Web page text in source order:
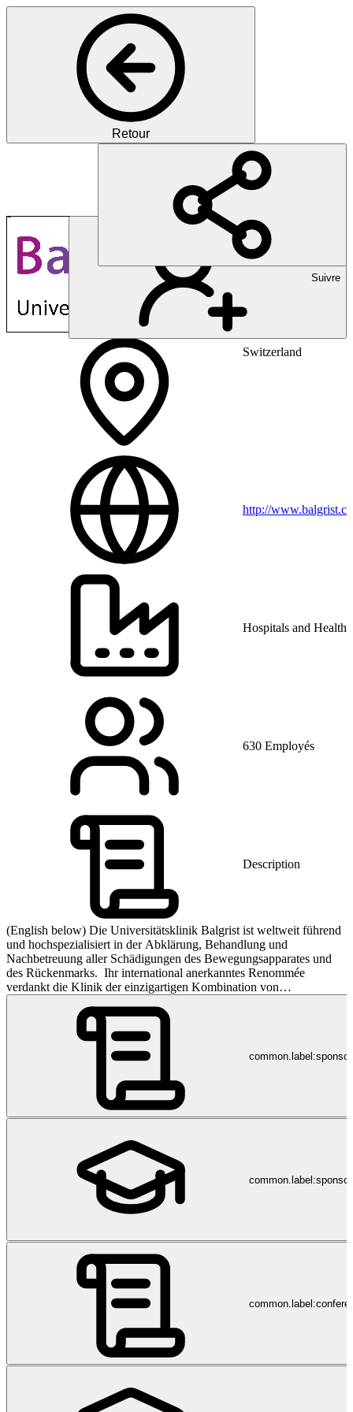
Retour
University Hospital
Suivre
Balgrist University Hospital
Switzerland
http://www.balgrist.ch
Hospitals and Health
630 Employés
Description
(English below) Die Universitätsklinik Balgrist ist weltweit führend
und hochspezialisiert in der Abklärung, Behandlung und
Nachbetreuung aller Schädigungen des Bewegungsapparates und
des Rückenmarks. Ihr international anerkanntes Renommée
verdankt die Klinik der einzigartigen Kombination von
spitzenmedizinischen Leistungen: Ein fein abgestimmtes,
interdisziplinäres Netzwerk vereint die medizinischen Fachbereiche
Orthopädie, Paraplegiologie, Rheumatologie, Chiropraktik,
Radiologie, Anästhesiologie sowie Rehabilitation und Physikalische
Medizin unter einem Dach. Pflegerische Fachkompetenz und ein
psychologische Betreuung, Rechtsberatung, berufliche
Eingliederungsmassnahmen, Wohnüberbrückung und weitere
Serviceleistungen. --------------------------------------------------------------
University Hospital is recognised worldwide as a highly specialised,
leading centre of excellence for assessing, treating and following up
on all types of musculoskeletal injuries and spinal cord injuries. The
clinic owes its first-rate international reputation to its unique
combination of specialised medical services. The hospitals carefully
balanced, interdisciplinary network brings together medical areas
anaesthesiology to rheumatology, rehabilitation and physical
medicine under one roof. The clinics expertise in nursing and its
wide range of therapies are complemented by social and
psychological support services, legal services, professional
integration measures, trial accommodation opportunities and a
number of other services.